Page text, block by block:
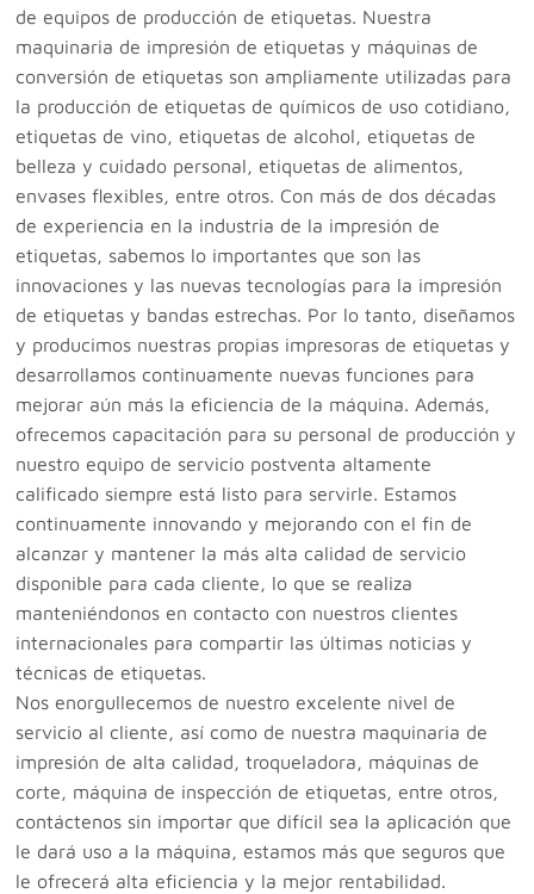
de equipos de producción de etiquetas. Nuestra
maquinaria de impresión de etiquetas y máquinas de
conversión de etiquetas son ampliamente utilizadas para
la producción de etiquetas de químicos de uso cotidiano,
etiquetas de vino, etiquetas de alcohol, etiquetas de
belleza y cuidado personal, etiquetas de alimentos,
envases flexibles, entre otros. Con más de dos décadas
de experiencia en la industria de la impresión de
etiquetas, sabemos lo importantes que son las
innovaciones y las nuevas tecnologías para la impresión
de etiquetas y bandas estrechas. Por lo tanto, diseñamos
y producimos nuestras propias impresoras de etiquetas y
desarrollamos continuamente nuevas funciones para
mejorar aún más la eficiencia de la máquina. Además,
ofrecemos capacitación para su personal de producción y
nuestro equipo de servicio postventa altamente
calificado siempre está listo para servirle. Estamos
continuamente innovando y mejorando con el fin de
alcanzar y mantener la más alta calidad de servicio
disponible para cada cliente, lo que se realiza
manteniéndonos en contacto con nuestros clientes
internacionales para compartir las últimas noticias y
técnicas de etiquetas.
Nos enorgullecemos de nuestro excelente nivel de
servicio al cliente, así como de nuestra maquinaria de
impresión de alta calidad, troqueladora, máquinas de
corte, máquina de inspección de etiquetas, entre otros,
contáctenos sin importar que difícil sea la aplicación que
le dará uso a la máquina, estamos más que seguros que
le ofrecerá alta eficiencia y la mejor rentabilidad.